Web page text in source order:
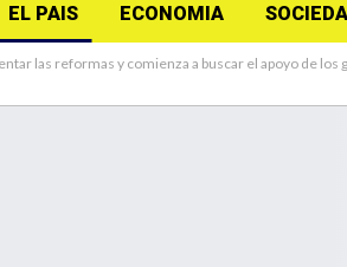
EL PAIS ECONOMIA
las reformas y comienza a buscar el apoyo de los